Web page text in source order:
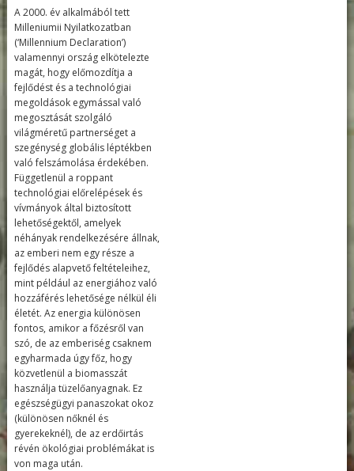
A 2000. év alkalmából tett
Milleniumii Nyilatkozatban
(‘Millennium Declaration’)
valamennyi ország elkötelezte
magát, hogy előmozdítja a
fejlődést és a technológiai
megoldások egymással való
megosztását szolgáló
világméretű partnerséget a
szegénység globális léptékben
való felszámolása érdekében.
Függetlenül a roppant
technológiai előrelépések és
vívmányok által biztosított
lehetőségektől, amelyek
néhányak rendelkezésére állnak,
az emberi nem egy része a
fejlődés alapvető feltételeihez,
mint például az energiához való
hozzáférés lehetősége nélkül éli
életét. Az energia különösen
fontos, amikor a főzésről van
szó, de az emberiség csaknem
egyharmada úgy főz, hogy
közvetlenül a biomasszát
használja tüzelőanyagnak. Ez
egészségügyi panaszokat okoz
(különösen nőknél és
gyerekeknél), de az erdőirtás
révén ökológiai problémákat is
von maga után.